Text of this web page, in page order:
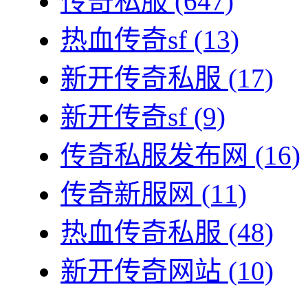
热血传奇sf (13)
新开传奇私服 (17)
新开传奇sf (9)
传奇私服发布网 (16)
传奇新服网 (11)
热血传奇私服 (48)
新开传奇网站 (10)